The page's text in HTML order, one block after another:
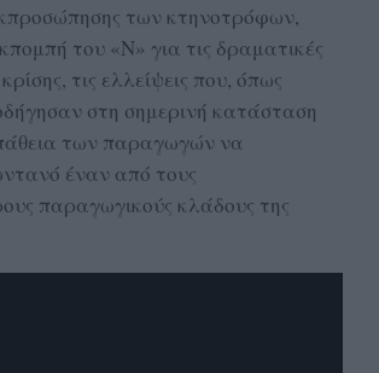
των κτηνοτρόφων,
του «Ν» για τις δραματικές
τις ελλείψεις που, όπως
στη σημερινή κατάσταση
των παραγωγών να
έναν από τους
παραγωγικούς κλάδους της